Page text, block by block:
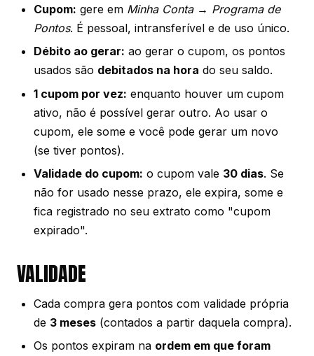
Cupom: gere em Minha Conta → Programa de
Pontos. É pessoal, intransferível e de uso único.
Débito ao gerar: ao gerar o cupom, os pontos
usados são debitados na hora do seu saldo.
1 cupom por vez: enquanto houver um cupom
ativo, não é possível gerar outro. Ao usar o
cupom, ele some e você pode gerar um novo
(se tiver pontos).
Validade do cupom: o cupom vale 30 dias. Se
não for usado nesse prazo, ele expira, some e
fica registrado no seu extrato como "cupom
expirado".
VALIDADE
Cada compra gera pontos com validade própria
de 3 meses (contados a partir daquela compra).
Os pontos expiram na ordem em que foram